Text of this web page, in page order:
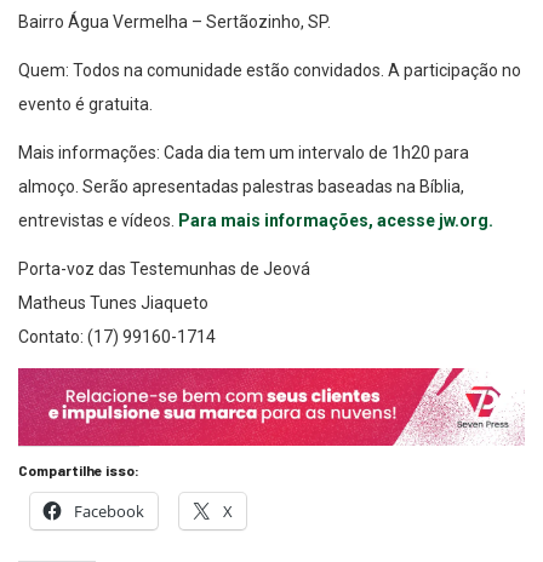
Bairro Água Vermelha – Sertãozinho, SP.
Quem: Todos na comunidade estão convidados. A participação no
evento é gratuita.
Mais informações: Cada dia tem um intervalo de 1h20 para
almoço. Serão apresentadas palestras baseadas na Bíblia,
entrevistas e vídeos. Para mais informações, acesse jw.org.
Porta-voz das Testemunhas de Jeová
Matheus Tunes Jiaqueto
Contato: (17) 99160-1714
Compartilhe isso:
Facebook X